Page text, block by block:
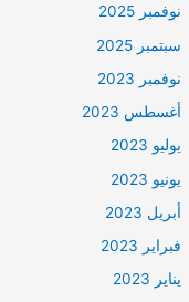
نوفمبر 2025
سبتمبر 2025
نوفمبر 2023
أغسطس 2023
يوليو 2023
يونيو 2023
أبريل 2023
فبراير 2023
يناير 2023